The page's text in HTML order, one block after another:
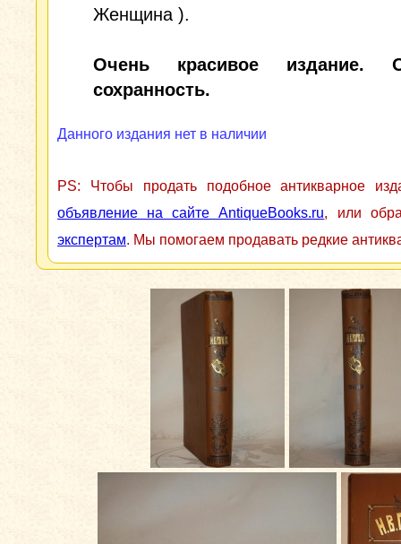
Женщина ).
Очень красивое издание.
сохранность.
Данного издания нет в наличии
PS: Чтобы продать подобное антикварное
объявление на сайте AntiqueBooks.ru, или
экспертам. Мы помогаем продавать редкие